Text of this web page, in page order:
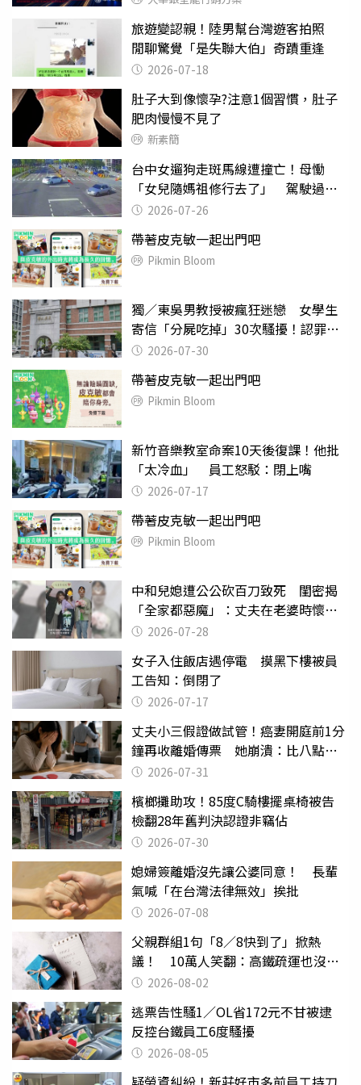
旅遊變認親！陸男幫台灣遊客拍照
閒聊驚覺「是失聯大伯」奇蹟重逢
2026-07-18
肚子大到像懷孕?注意1個習慣，肚子
肥肉慢慢不見了
新素簡
台中女遛狗走斑馬線遭撞亡！母慟
「女兒隨媽祖修行去了」 駕駛過失
致死判9月
2026-07-26
帶著皮克敏一起出門吧
Pikmin Bloom
獨／東吳男教授被瘋狂迷戀 女學生
寄信「分屍吃掉」30次騷擾！認罪免
關 2026-07-30
帶著皮克敏一起出門吧
Pikmin Bloom
新竹音樂教室命案10天後復課！他批
「太冷血」 員工怒駁：閉上嘴
2026-07-17
帶著皮克敏一起出門吧
Pikmin Bloom
中和兒媳遭公公砍百刀致死 閨密揭
「全家都惡魔」：丈夫在老婆時懷孕
摔東西
2026-07-28
女子入住飯店遇停電 摸黑下樓被員
工告知：倒閉了
2026-07-17
丈夫小三假證做試管！癌妻開庭前1分
鐘再收離婚傳票 她崩潰：比八點檔
還扯2026-07-31
檳榔攤助攻！85度C騎樓擺桌椅被告
檢翻28年舊判決認證非竊佔
2026-07-30
媳婦簽離婚沒先讓公婆同意！ 長輩
氣喊「在台灣法律無效」挨批
2026-07-08
父親群組1句「8／8快到了」掀熱
議！ 10萬人笑翻：高鐵疏運也沒列
父親節
2026-08-02
逃票告性騷1／OL省172元不甘被逮
反控台鐵員工6度騷擾
2026-08-05